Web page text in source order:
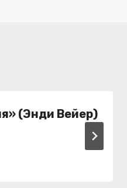
(Энди Вейер)